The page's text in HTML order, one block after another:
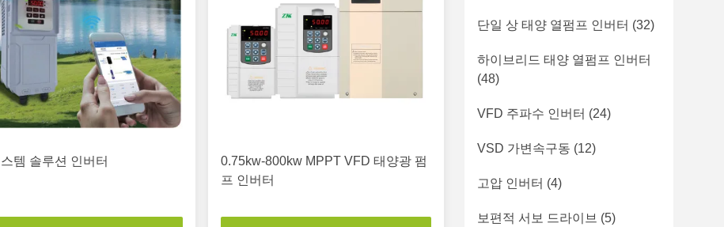
템 솔루션 인버터
0.75kw-800kw MPPT VFD 태양광 펌
프 인버터
단일 상 태양 열펌프 인버터 (32)
하이브리드 태양 열펌프 인버터
(48)
VFD 주파수 인버터 (24)
VSD 가변속구동 (12)
고압 인버터 (4)
보편적 서보 드라이브 (5)